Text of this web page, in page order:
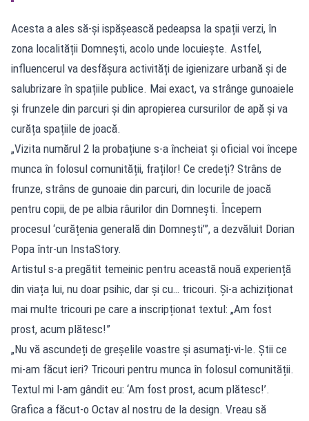
Acesta a ales să-și ispășească pedeapsa la spații verzi, în
zona localității Domnești, acolo unde locuiește. Astfel,
influencerul va desfășura activități de igienizare urbană și de
salubrizare în spațiile publice. Mai exact, va strânge gunoaiele
și frunzele din parcuri și din apropierea cursurilor de apă și va
curăța spațiile de joacă.
„Vizita numărul 2 la probațiune s-a încheiat și oficial voi începe
munca în folosul comunității, fraților! Ce credeți? Strâns de
frunze, strâns de gunoaie din parcuri, din locurile de joacă
pentru copii, de pe albia râurilor din Domnești. Începem
procesul ‘curățenia generală din Domnești’”, a dezvăluit Dorian
Popa într-un InstaStory.
Artistul s-a pregătit temeinic pentru această nouă experiență
din viața lui, nu doar psihic, dar și cu… tricouri. Și-a achiziționat
mai multe tricouri pe care a inscripționat textul: „Am fost
prost, acum plătesc!”
„Nu vă ascundeți de greșelile voastre și asumați-vi-le. Știi ce
mi-am făcut ieri? Tricouri pentru munca în folosul comunității.
Textul mi l-am gândit eu: ‘Am fost prost, acum plătesc!’.
Grafica a făcut-o Octav al nostru de la design. Vreau să